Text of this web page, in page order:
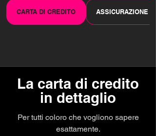
CARTA DI CREDITO ASSICURAZIONE
La carta di credito
in dettaglio
Per tutti coloro che vogliono sapere
esattamente.